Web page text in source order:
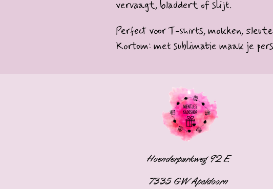
vervaagt, bladdert of slijt.
Perfect voor T-shirts, mokken,
Kortom: met sublimatie maak je
Hoenderparkweg 92 E
7335 GW Apeldoorn